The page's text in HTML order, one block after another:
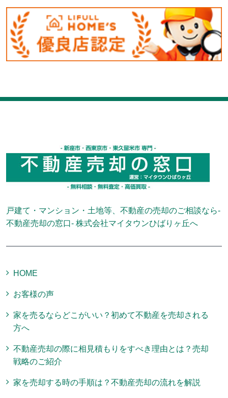
戸建て・マンション・土地等、不動産の売却のご相談なら-
不動産売却の窓口- 株式会社マイタウンひばりヶ丘へ
HOME
お客様の声
家を売るならどこがいい？初めて不動産を売却される
方へ
不動産売却の際に相見積もりをすべき理由とは？売却
戦略のご紹介
家を売却する時の手順は？不動産売却の流れを解説